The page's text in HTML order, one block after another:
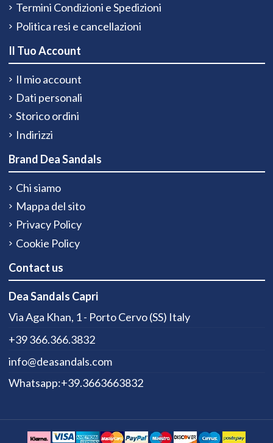
Termini Condizioni e Spedizioni
Politica resi e cancellazioni
Il Tuo Account
Il mio account
Dati personali
Storico ordini
Indirizzi
Brand Dea Sandals
Chi siamo
Mappa del sito
Privacy Policy
Cookie Policy
Contact us
Dea Sandals Capri
Via Aga Khan, 1 - Porto Cervo (SS) Italy
+39 366.366.3832
info@deasandals.com
Whatsapp:+39.3663663832